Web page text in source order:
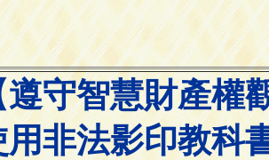
遵守智慧財產權
用非法影印教科